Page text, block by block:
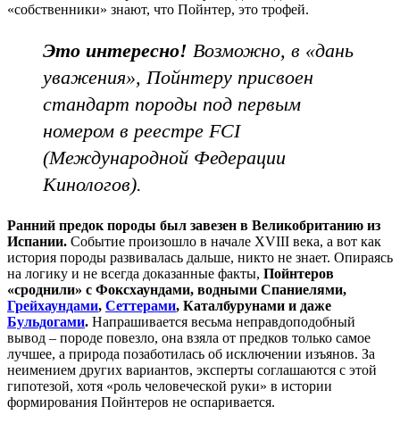
«собственники» знают, что Пойнтер, это трофей.
Это интересно! Возможно, в «дань
уважения», Пойнтеру присвоен
стандарт породы под первым
номером в реестре FCI
(Международной Федерации
Кинологов).
Ранний предок породы был завезен в Великобританию из
Испании. Событие произошло в начале XVIII века, а вот как
история породы развивалась дальше, никто не знает. Опираясь
на логику и не всегда доказанные факты, Пойнтеров
«сроднили» с Фоксхаундами, водными Спаниелями,
Грейхаундами, Сеттерами, Каталбурунами и даже
Бульдогами. Напрашивается весьма неправдоподобный
вывод – породе повезло, она взяла от предков только самое
лучшее, а природа позаботилась об исключении изъянов. За
неимением других вариантов, эксперты соглашаются с этой
гипотезой, хотя «роль человеческой руки» в истории
формирования Пойнтеров не оспаривается.